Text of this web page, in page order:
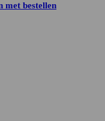
met bestellen